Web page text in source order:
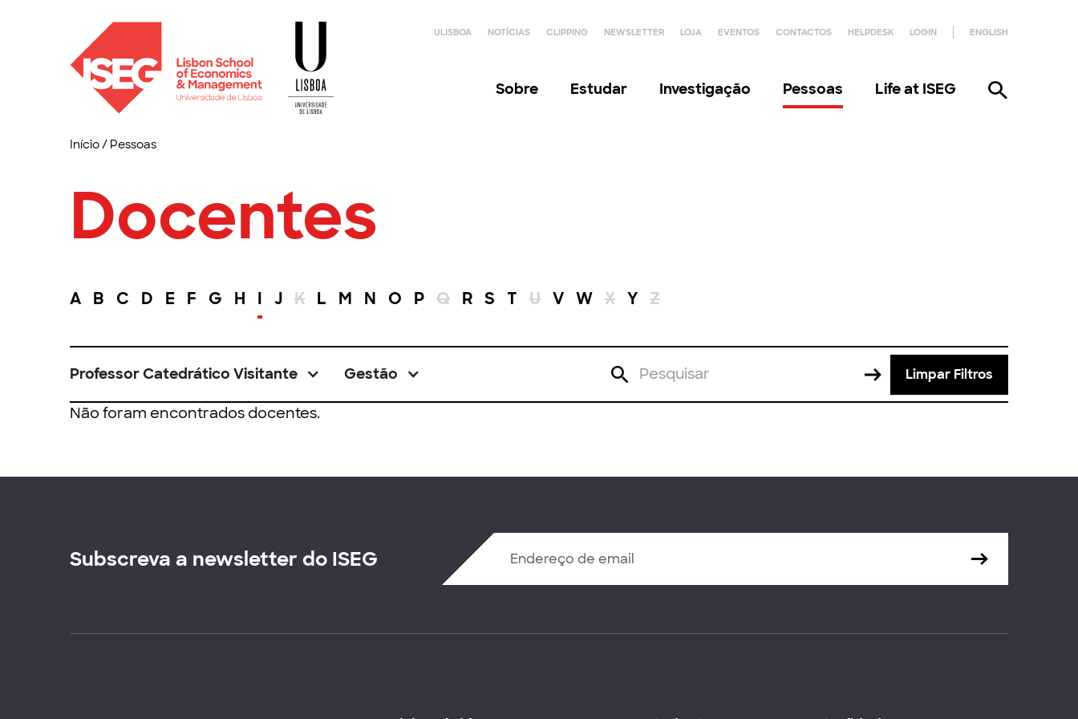
ULISBOA NOTÍCIAS CLIPPING NEWSLETTER LOJA EVENTOS CONTACTOS HELPDESK LOGIN ENGLISH
Sobre Estudar Investigação Pessoas Life at ISEG
Início/ Pessoas
Docentes
A B C D E F G H I J K L M N O P Q R S T U V W X Y Z
Professor Catedrático Visitante Gestão Limpar Filtros
Não foram encontrados docentes.
Subscreva a newsletter do ISEG